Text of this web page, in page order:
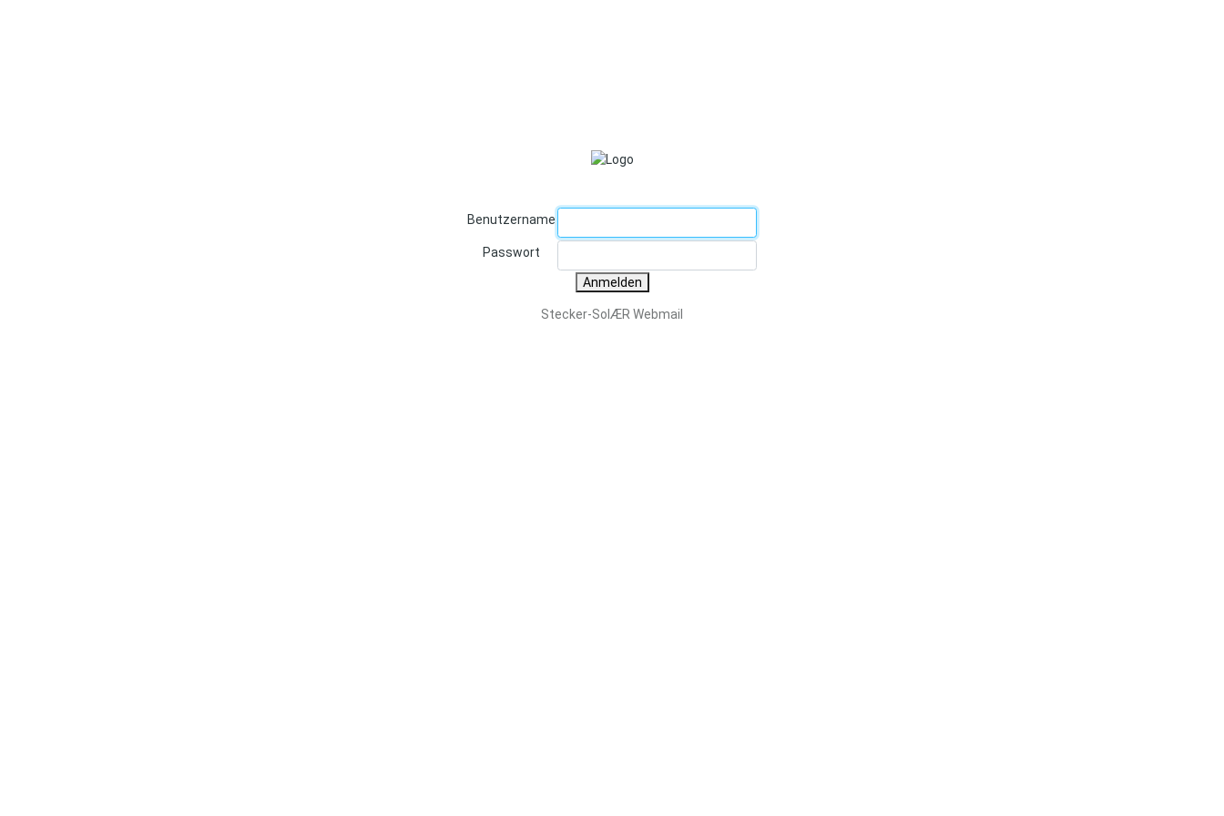
Benutzername
Passwort
Anmelden
Stecker-SolÆR Webmail